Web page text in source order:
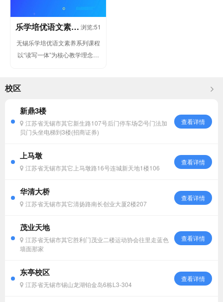
乐学培优语文素养 浏览:51
无锡乐学培优语文素养系列课程
以“读写一体”为核心教学理念，
校区
新鼎3楼
江苏省无锡市其它新生路107号后门停车场②号门法加
贝门头坐电梯到3楼(招商证券)
查看详情
上马墩
江苏省无锡市其它上马墩路16号连城新天地1楼106
查看详情
华清大桥
江苏省无锡市其它清扬路南长创业大厦2楼207
查看详情
茂业天地
江苏省无锡市其它胜利门茂业二楼运动协会往里走蓝色
墙面那家
查看详情
东亭校区
江苏省无锡市锡山龙湖铂金岛6栋L3-304
查看详情